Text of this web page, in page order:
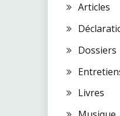
Articles
Dossiers
Livres